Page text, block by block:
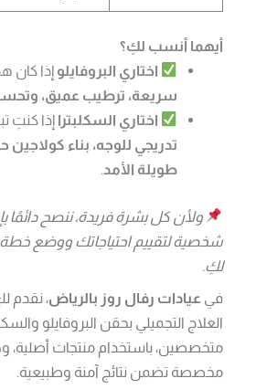
أيهما أنسب لكِ؟
اختاري البروفايلو إذا كان
سريعة، ترطيب عميق،
اختاري السكلبترا إذا كنتِ
تدريجي للوجه، بناء كولاجين
طويلة الأمد.
ولأن كل بشرة فريدة، ننصح دائمًا
شخصية لتقييم احتياجاتك ووضع
لكِ.
فيعيادات رفال روز بالرياض، نقدم
العلاج التجميلي بحقن البروفايلو
متخصصين، باستخدام منتجات أصلية،
مخصصة تضمن نتائج آمنة وطبيعية.